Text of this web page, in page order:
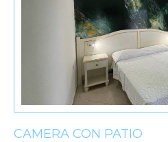
CAMERA CON PATIO